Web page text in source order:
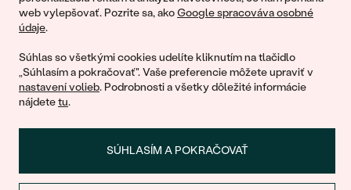
web vylepšovať. Pozrite sa, akoGoogle spracováva osobné
údaje.
Súhlas so všetkými cookies udelíte kliknutím na tlačidlo
„Súhlasím a pokračovať". Vaše preferencie môžete upraviť v
nastavení volieb. Podrobnosti a všetky dôležité informácie
nájdetetu.
SÚHLASÍM A POKRAČOVAŤ
© 2011 - 2026, Eppi.sk